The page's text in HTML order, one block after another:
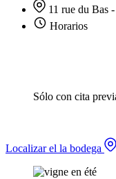
11 rue du Bas
Horarios
Sólo con cita
Localizar el la bodega